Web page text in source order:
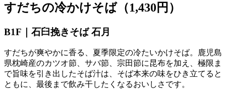
すだちの冷かけそば（1,430円）
B1F｜石臼挽きそば 石月
すだちが爽やかに香る、夏季限定の冷たいかけそば。鹿児島
県枕崎産のカツオ節、サバ節、宗田節に昆布を加え、極限ま
で旨味を引き出したそば汁は、そば本来の味をひき立てると
ともに、最後まで飲み干したくなるおいしさです。